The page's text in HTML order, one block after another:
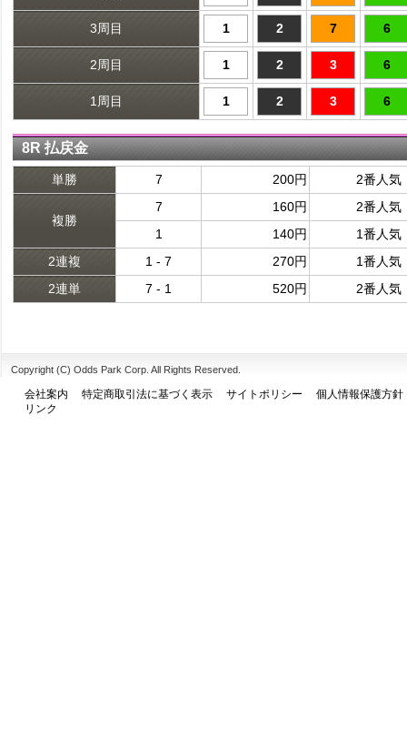
3周目 1 2 7 6
2周目 1 2 3 6
1周目 1 2 3 6
8R 払戻金
単勝 7 200円 2番人気
複勝
7 160円
2番人気
1
140円
1番人気
2連複
1 - 7 270円
1番人気
2連単
7 - 1 520円 2番人気
Copyright (C) Odds Park Corp. All Rights Reserved.
会社案内 特定商取引法に基づく表示 サイトポリシー
個人情報保護方針
リンク